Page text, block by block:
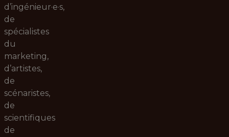
d’ingénieur·e·s,
de
spécialistes
du
marketing,
d’artistes,
de
scénaristes,
de
scientifiques
de